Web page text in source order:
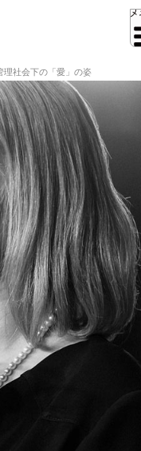
理社会下の「愛」の姿